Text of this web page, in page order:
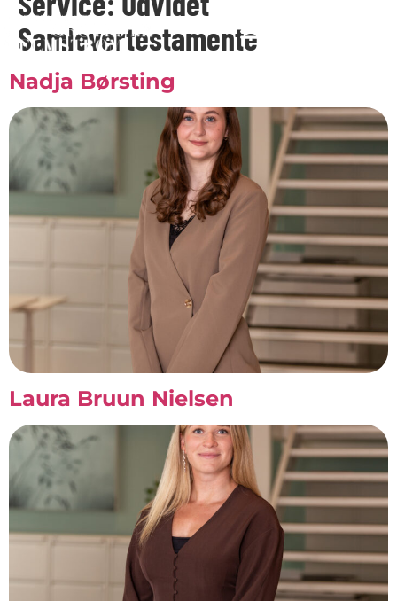
Samlevertestamente
Nadja Børsting
Laura Bruun Nielsen